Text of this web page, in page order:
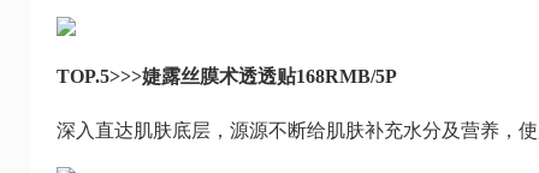
TOP.5>>>婕露丝膜术透透贴168RMB/5P
深入直达肌肤底层，源源不断给肌肤补充水分及营养，